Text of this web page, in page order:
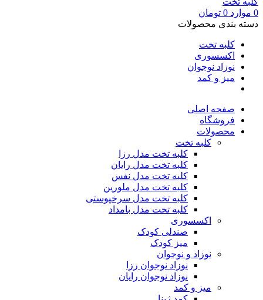
0 موارد 0 تومان
دسته بندی محصولات
کلبه تخت
اکسسوری
نوزاد نوجوان
میز و کمد
صفحه اصلی
فروشگاه
محصولات
کلبه تخت
کلبه تخت مدل رزا
کلبه تخت مدل رایان
کلبه تخت مدل نفس
کلبه تخت مدل ملورین
کلبه تخت مدل سرخپوستی
کلبه تخت مدل بامداد
اکسسوری
صندلی کودک
میز کودک
نوزاد و نوجوان
نوزاد نوجوان رزا
نوزاد نوجوان رایان
میز و کمد